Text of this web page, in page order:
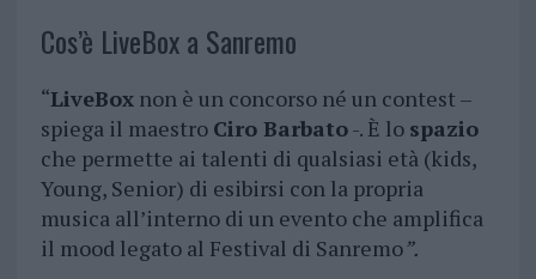
Cos’è LiveBox a Sanremo
“LiveBoxnon è un concorso né un contest –
spiega il maestro Ciro Barbato-. È lo spazio
che permette ai talenti di qualsiasi età (kids,
Young, Senior) di esibirsi con la propria
musica all’interno di un evento che amplifica
il mood legato al Festival di Sanremo”.